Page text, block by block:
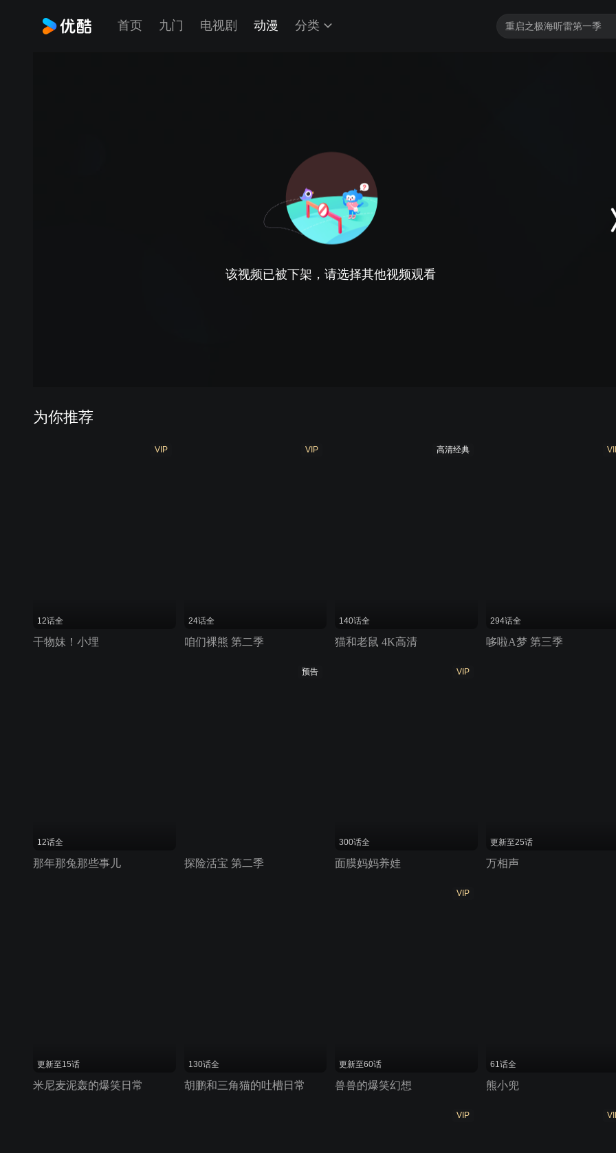
首页 九门 电视剧 动漫 分类
该视频已被下架，请选择其他视频观看
为你推荐
VIP
12话全
干物妹！小埋
VIP
24话全
咱们裸熊 第二季
高清经典
140话全
猫和老鼠 4K高清
294话全
哆啦A梦 第三季
12话全
那年那兔那些事儿
预告
探险活宝 第二季
VIP
300话全
面膜妈妈养娃
更新至25话
万相声
更新至15话
米尼麦泥轰的爆笑日常
130话全
胡鹏和三角猫的吐槽日常
VIP
更新至60话
兽兽的爆笑幻想
61话全
熊小兜
VIP